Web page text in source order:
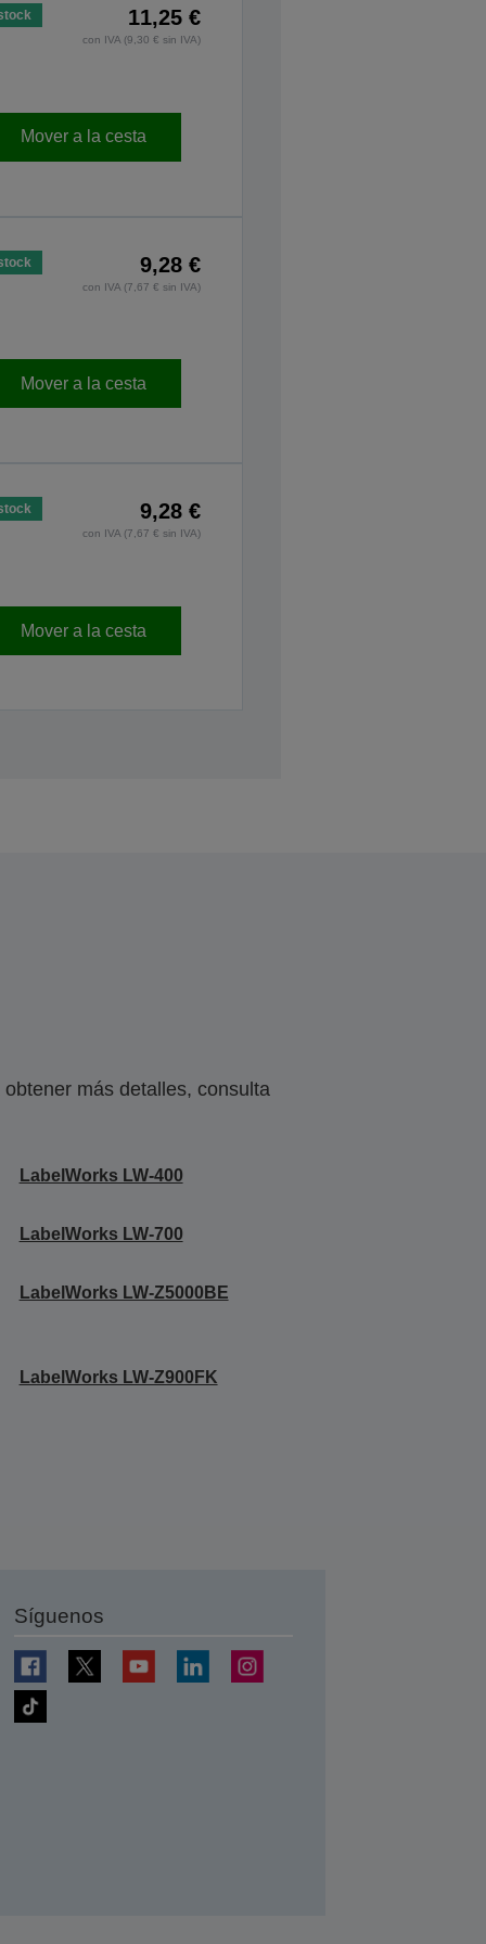
11,25 €
con IVA (9,30 € sin IVA)
Mover a la cesta
9,28 €
con IVA (7,67 € sin IVA)
Mover a la cesta
9,28 €
con IVA (7,67 € sin IVA)
Mover a la cesta
más detalles, consulta
LabelWorks LW-400
LabelWorks LW-700
LabelWorks LW-Z5000BE
LabelWorks LW-Z900FK
Síguenos